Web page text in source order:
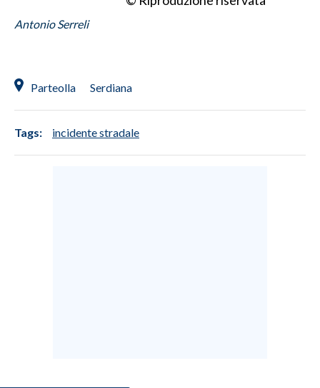
Antonio Serreli
Parteolla Serdiana
Tags: incidente stradale